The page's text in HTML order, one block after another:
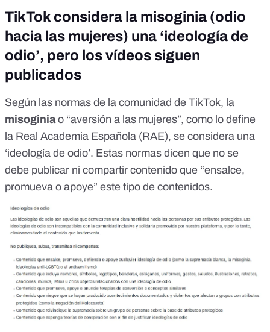
TikTok considera la misoginia (odio
hacia las mujeres) una ‘ideología de
odio’, pero los vídeos siguen
publicados
Según las normas de la comunidad de TikTok, la
misoginiao “aversión a las mujeres”, como lo define
la Real Academia Española (RAE), se considera una
‘ideología de odio’. Estas normas dicen que no se
debe publicar ni compartir contenido que “ensalce,
promueva o apoye” este tipo de contenidos.